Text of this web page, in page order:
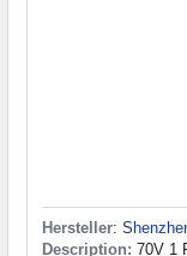
Hersteller:
Description: 70V 1